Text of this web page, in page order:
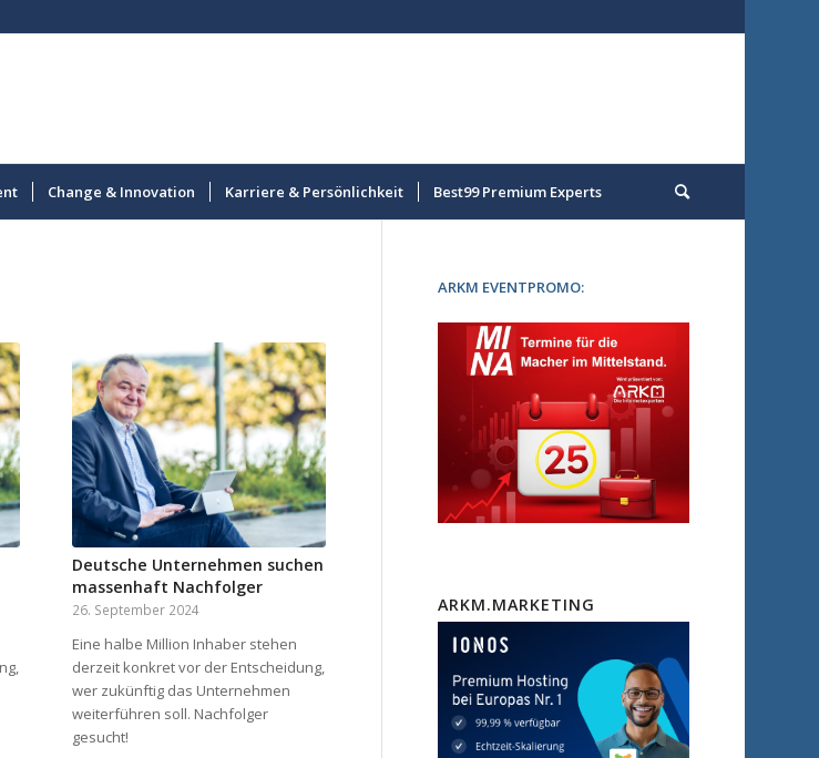
Change & Innovation Karriere & Persönlichkeit Best99 Premium Experts
Deutsche Unternehmen suchen
massenhaft Nachfolger
26. September 2024
Eine halbe Million Inhaber stehen
derzeit konkret vor der Entscheidung,
wer zukünftig das Unternehmen
weiterführen soll. Nachfolger
gesucht!
ARKM EVENTPROMO:
ARKM.MARKETING